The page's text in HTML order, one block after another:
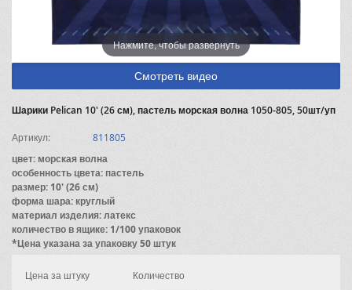
Нажмите, чтобы развернуть
Смотреть видео
Шарики Pelican 10' (26 см), пастель морская волна 1050-805, 50шт/уп
Артикул: 811805
цвет: морская волна
особенность цвета: пастель
размер: 10' (26 см)
форма шара: круглый
материал изделия: латекс
количество в ящике: 1/100 упаковок
*Цена указана за упаковку 50 штук
Цена за штуку Количество